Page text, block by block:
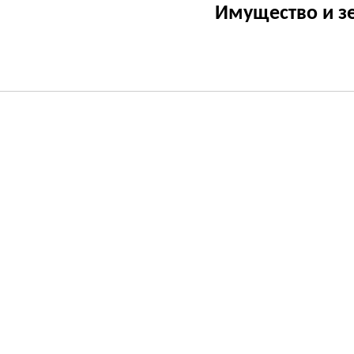
Имущество и